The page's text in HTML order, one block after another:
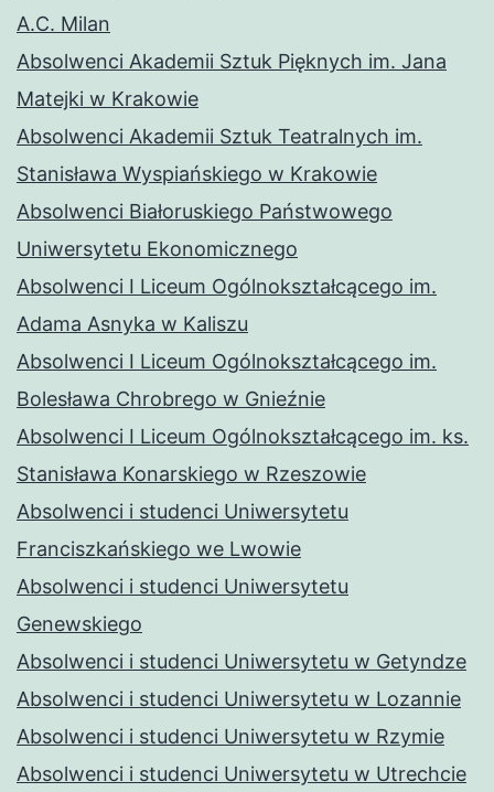
A.C. Milan
Absolwenci Akademii Sztuk Pięknych im. Jana
Matejki w Krakowie
Absolwenci Akademii Sztuk Teatralnych im.
Stanisława Wyspiańskiego w Krakowie
Absolwenci Białoruskiego Państwowego
Uniwersytetu Ekonomicznego
Absolwenci I Liceum Ogólnokształcącego im.
Adama Asnyka w Kaliszu
Absolwenci I Liceum Ogólnokształcącego im.
Bolesława Chrobrego w Gnieźnie
Absolwenci I Liceum Ogólnokształcącego im. ks.
Stanisława Konarskiego w Rzeszowie
Absolwenci i studenci Uniwersytetu
Franciszkańskiego we Lwowie
Absolwenci i studenci Uniwersytetu
Genewskiego
Absolwenci i studenci Uniwersytetu w Getyndze
Absolwenci i studenci Uniwersytetu w Lozannie
Absolwenci i studenci Uniwersytetu w Rzymie
Absolwenci i studenci Uniwersytetu w Utrechcie